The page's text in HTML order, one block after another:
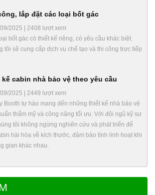
lắp đặt các loại bốt gác
2025 | 2408 lượt xem
bốt gác có thiết kế riêng, có yêu cầu khác biệt.
tôi sẽ cung cấp dịch vụ chế tạo và thi công trực tiếp
kế cabin nhà bảo vệ theo yêu cầu
2025 | 2449 lượt xem
Booth tự hào mang đến những thiết kế nhà bảo vệ
thẩm mỹ và công năng tối ưu. Với đội ngũ kỹ sư
tôi không ngừng nghiên cứu và phát triển để
hài hòa về kích thước, đảm bảo tính linh hoạt khi
gian khác nhau.